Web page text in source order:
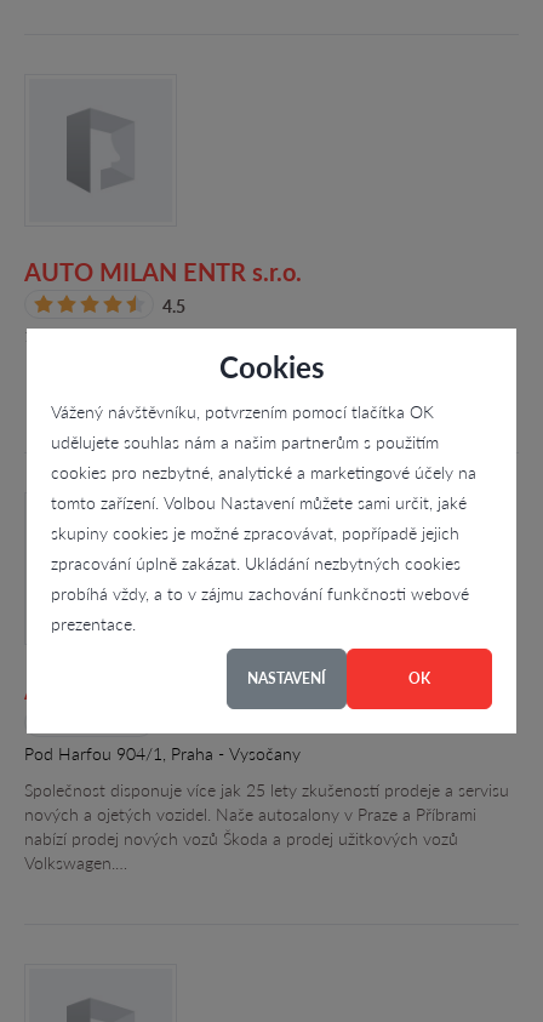
Cookies
Vážený návštěvníku, potvrzením pomocí tlačítka OK
udělujete souhlas nám a našim partnerům s použitím
cookies pro nezbytné, analytické a marketingové účely na
tomto zařízení. Volbou Nastavení můžete sami určit, jaké
skupiny cookies je možné zpracovávat, popřípadě jejich
zpracování úplně zakázat. Ukládání nezbytných cookies
probíhá vždy, a to v zájmu zachování funkčnosti webové
prezentace.
NASTAVENÍ OK
AUTO MILAN ENTR s.r.o.
4.5
1. máje 112, Dlouhá Loučka
Auto - Poly spol. s r.o.
Pod Harfou 904/1, Praha - Vysočany
Společnost disponuje více jak 25 lety zkušeností prodeje a servisu
nových a ojetých vozidel. Naše autosalony v Praze a Příbrami
nabízí prodej nových vozů Škoda a prodej užitkových vozů
Volkswagen.…